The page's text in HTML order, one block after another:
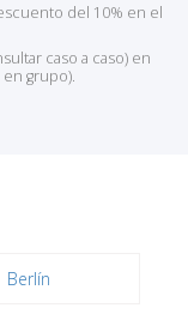
del 10% en el
caso a caso) en
grupo).
Berlín